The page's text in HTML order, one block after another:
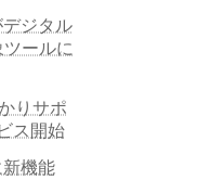
デジタル
ールに
りサポ
ス開始
新機能